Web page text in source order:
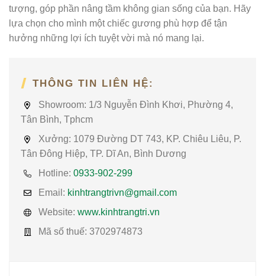
tượng, góp phần nâng tầm không gian sống của bạn. Hãy
lựa chọn cho mình một chiếc gương phù hợp để tận
hưởng những lợi ích tuyệt vời mà nó mang lại.
THÔNG TIN LIÊN HỆ:
Showroom: 1/3 Nguyễn Đình Khơi, Phường 4,
Tân Bình, Tphcm
Xưởng: 1079 Đường DT 743, KP. Chiêu Liêu, P.
Tân Đông Hiệp, TP. Dĩ An, Bình Dương
Hotline: 0933-902-299
Email: kinhtrangtrivn@gmail.com
Website: www.kinhtrangtri.vn
Mã số thuế: 3702974873